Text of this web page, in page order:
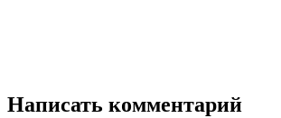
Написать комментарий